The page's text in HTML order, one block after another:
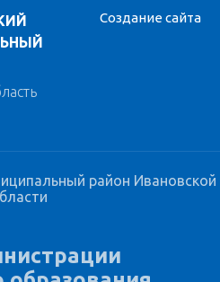
Создание сайта
район Ивановской